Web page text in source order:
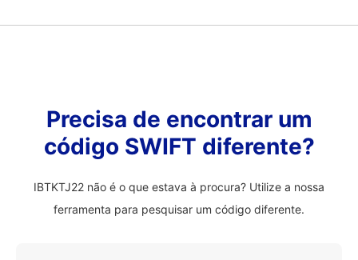
Precisa de encontrar um
código SWIFT diferente?
IBTKTJ22 não é o que estava à procura? Utilize a nossa
ferramenta para pesquisar um código diferente.